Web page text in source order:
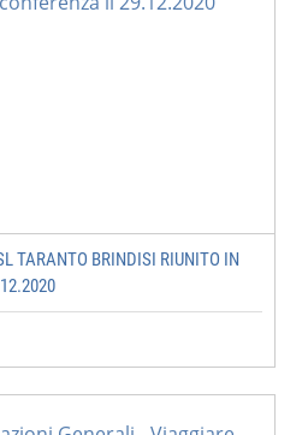
TARANTO BRINDISI RIUNITO IN